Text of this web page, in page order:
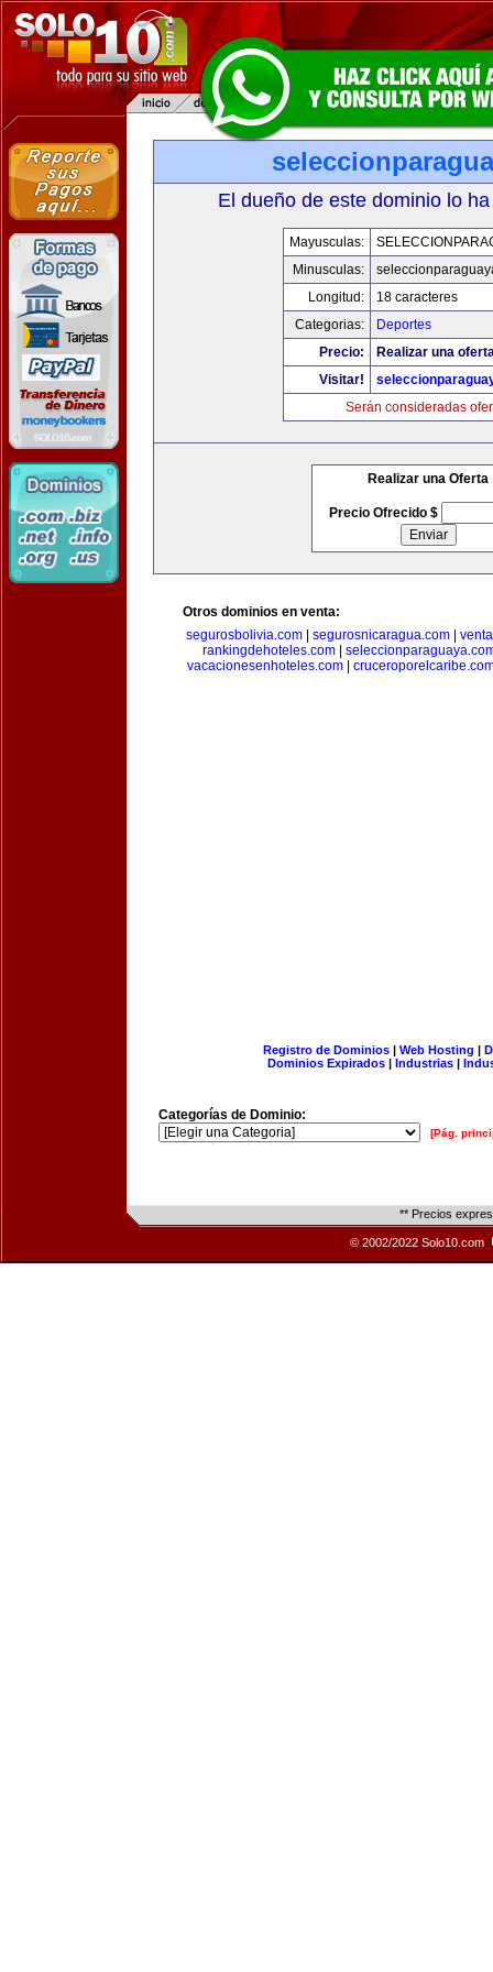
El dueño de este dominio lo
Mayusculas:
Minusculas:
Longitud:
18 caracteres
Categorias:
Deportes
Precio:
Realizar una
Visitar!
Serán consideradas
Realizar una Oferta
Precio Ofrecido $
Otros dominios en venta:
segurosbolivia.com| segurosnicaragua.com|
rankingdehoteles.com|
vacacionesenhoteles.com
Registro de Dominios| Web Hosting |
Dominios Expirados | Industrias |
Categorías de Dominio:
[Pág.
** Precios
© 2002/2022 Solo10.com